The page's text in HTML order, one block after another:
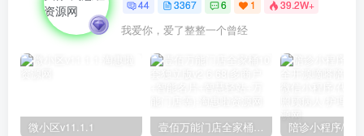
44 3367 6 1 39.2W+
我爱你，爱了整整一个曾经
微小区v11.1.1 壹佰万能门店全家桶10套独立版v2.6.68(​多商户+智能名片+智慧轻站+万能门店等)